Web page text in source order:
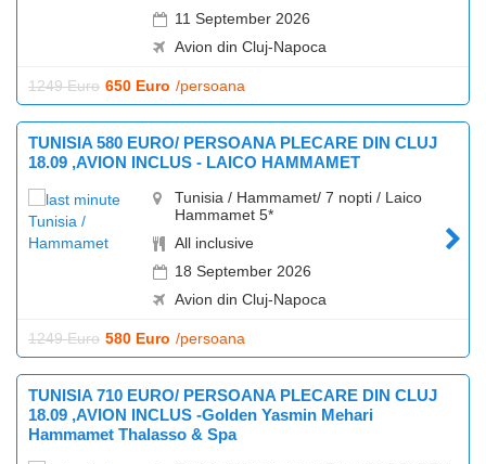
11 September 2026
Avion din Cluj-Napoca
1249 Euro 650 Euro /persoana
TUNISIA 580 EURO/ PERSOANA PLECARE DIN CLUJ
18.09 ,AVION INCLUS - LAICO HAMMAMET
Tunisia / Hammamet/ 7 nopti / Laico
Hammamet 5*
All inclusive
18 September 2026
Avion din Cluj-Napoca
1249 Euro 580 Euro /persoana
TUNISIA 710 EURO/ PERSOANA PLECARE DIN CLUJ
18.09 ,AVION INCLUS -Golden Yasmin Mehari
Hammamet Thalasso & Spa